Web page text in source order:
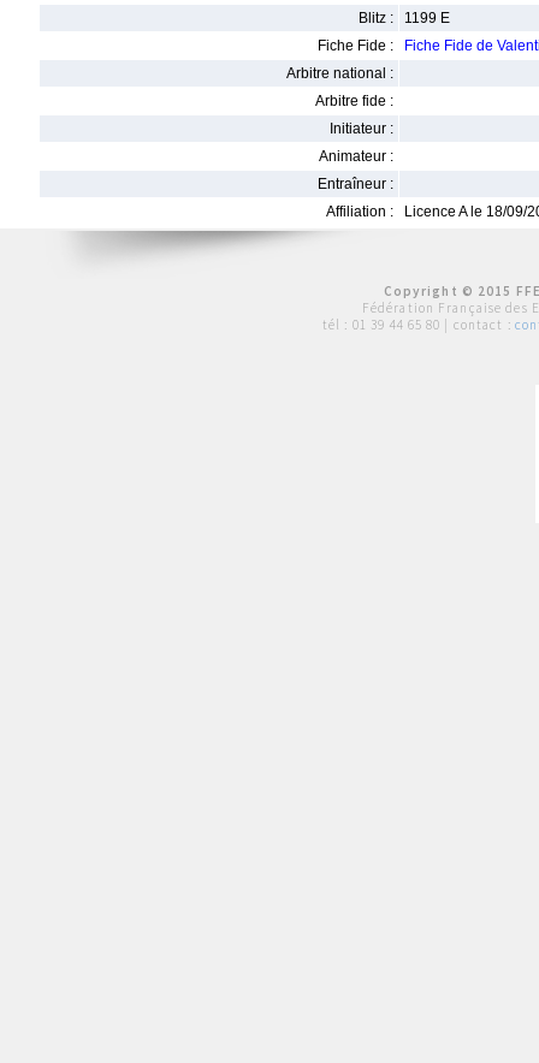
Blitz :
1199 E
Fiche Fide :
Fiche Fide de
Arbitre national :
Arbitre fide :
Initiateur :
Animateur :
Entraîneur :
Affiliation :
Licence A le 18/09/
Copyright © 2015
Fédération Française des
tél : 01 39 44 65 80 | contact :